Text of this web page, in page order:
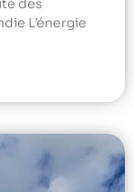
des
L’énergie